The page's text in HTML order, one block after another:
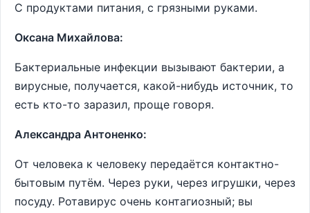
С продуктами питания, с грязными руками.
Оксана Михайлова:
Бактериальные инфекции вызывают бактерии, а
вирусные, получается, какой-нибудь источник, то
есть кто-то заразил, проще говоря.
Александра Антоненко:
От человека к человеку передаётся контактно-
бытовым путём. Через руки, через игрушки, через
посуду. Ротавирус очень контагиозный; вы